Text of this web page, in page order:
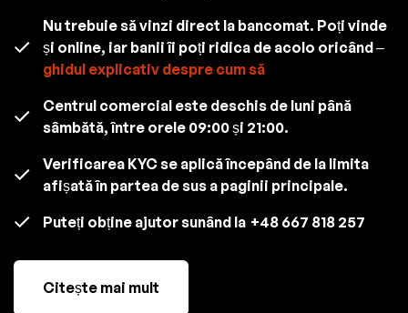
Nu trebuie să vinzi direct la bancomat. Poți vinde
și online, iar banii îi poți ridica de acolo oricând –
ghidul explicativ despre cum să
Centrul comercial este deschis de luni până
sâmbătă, între orele 09:00 și 21:00.
Verificarea KYC se aplică începând de la limita
afișată în partea de sus a paginii principale.
Puteți obține ajutor sunând la +48 667 818 257
Citește mai mult